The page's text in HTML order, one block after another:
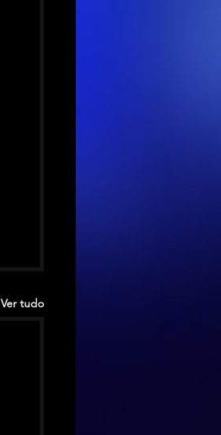
Ver tudo